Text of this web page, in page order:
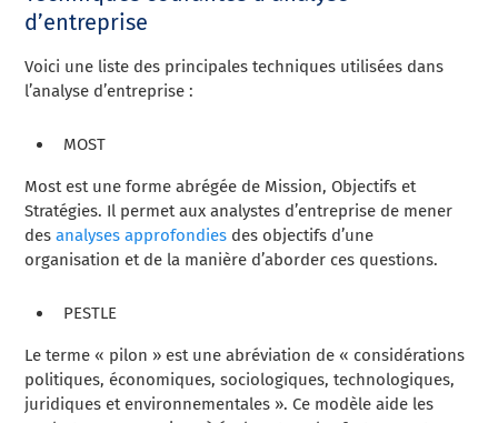
d’entreprise
Voici une liste des principales techniques utilisées dans
l’analyse d’entreprise :
MOST
Most est une forme abrégée de Mission, Objectifs et
Stratégies. Il permet aux analystes d’entreprise de mener
desanalyses approfondies des objectifs d’une
organisation et de la manière d’aborder ces questions.
PESTLE
Le terme « pilon » est une abréviation de « considérations
politiques, économiques, sociologiques, technologiques,
juridiques et environnementales ». Ce modèle aide les